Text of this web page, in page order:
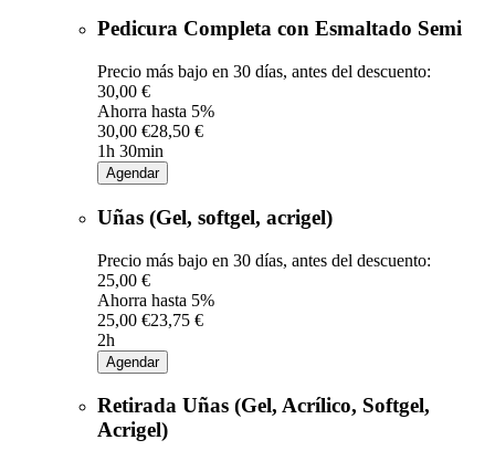
Pedicura Completa con Esmaltado Semi
Precio más bajo en 30 días, antes del descuento:
30,00 €
Ahorra hasta 5%
30,00 €28,50 €
1h 30min
Agendar
Uñas (Gel, softgel, acrigel)
Precio más bajo en 30 días, antes del descuento:
25,00 €
Ahorra hasta 5%
25,00 €23,75 €
2h
Agendar
Retirada Uñas (Gel, Acrílico, Softgel,
Acrigel)